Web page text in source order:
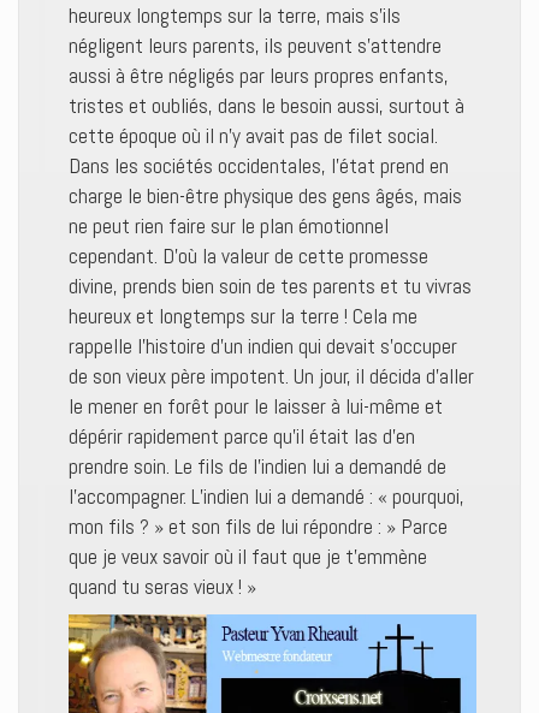
heureux longtemps sur la terre, mais s’ils
négligent leurs parents, ils peuvent s’attendre
aussi à être négligés par leurs propres enfants,
tristes et oubliés, dans le besoin aussi, surtout à
cette époque où il n’y avait pas de filet social.
Dans les sociétés occidentales, l’état prend en
charge le bien-être physique des gens âgés, mais
ne peut rien faire sur le plan émotionnel
cependant. D’où la valeur de cette promesse
divine, prends bien soin de tes parents et tu vivras
heureux et longtemps sur la terre ! Cela me
rappelle l’histoire d’un indien qui devait s’occuper
de son vieux père impotent. Un jour, il décida d’aller
le mener en forêt pour le laisser à lui-même et
dépérir rapidement parce qu’il était las d’en
prendre soin. Le fils de l’indien lui a demandé de
l’accompagner. L’indien lui a demandé : « pourquoi,
mon fils ? » et son fils de lui répondre : » Parce
que je veux savoir où il faut que je t’emmène
quand tu seras vieux ! »